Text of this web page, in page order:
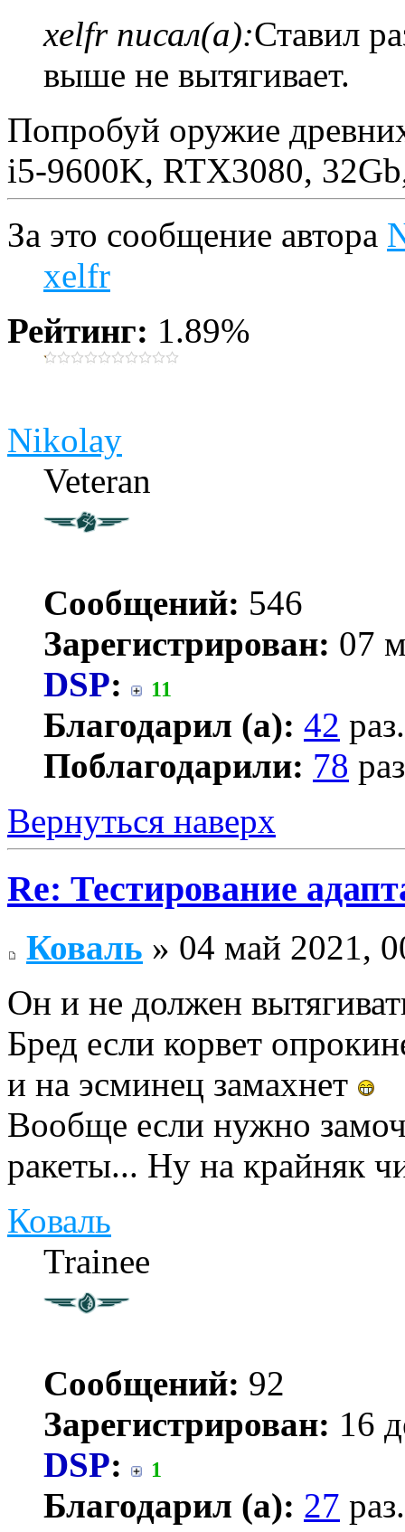
xelfr писал(а):Ставил
выше не вытягивает.
Попробуй оружие
i5-9600K, RTX3080,
За это сообщение автора
xelfr
Рейтинг: 1.89%
Nikolay
Veteran
Сообщений: 546
Зарегистрирован: 07
DSP: 11
Благодарил (а): 42 раз.
Поблагодарили: 78
Вернуться наверх
Re: Тестирование
Коваль » 04 май 2021,
Он и не должен
Бред если корвет
и на эсминец замахнет
Вообще если нужно
ракеты... Ну на крайняк
Коваль
Trainee
Сообщений: 92
Зарегистрирован: 16
DSP: 1
Благодарил (а): 27 раз.